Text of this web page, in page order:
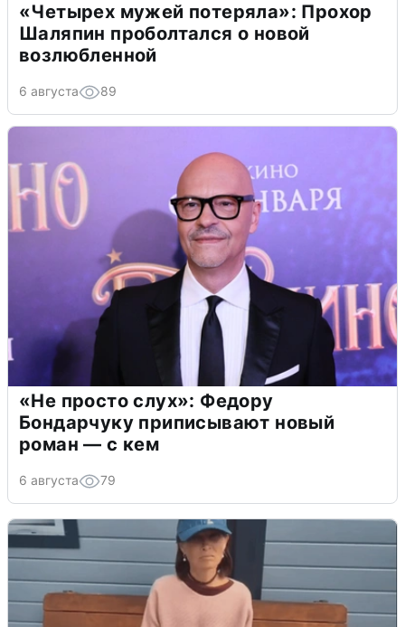
«Четырех мужей потеряла»: Прохор
Шаляпин проболтался о новой
возлюбленной
6 августа 89
«Не просто слух»: Федору
Бондарчуку приписывают новый
роман — с кем
6 августа 79